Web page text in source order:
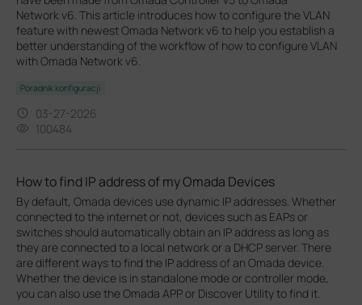
Network v6. This article introduces how to configure the VLAN
feature with newest Omada Network v6 to help you establish a
better understanding of the workflow of how to configure VLAN
with Omada Network v6.
Poradnik konfiguracji
03-27-2026
100484
How to find IP address of my Omada Devices
By default, Omada devices use dynamic IP addresses. Whether
connected to the internet or not, devices such as EAPs or
switches should automatically obtain an IP address as long as
they are connected to a local network or a DHCP server. There
are different ways to find the IP address of an Omada device.
Whether the device is in standalone mode or controller mode,
you can also use the Omada APP or Discover Utility to find it.